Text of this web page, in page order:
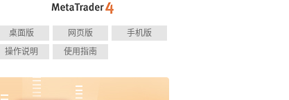
桌面版 网页版
手机版
操作说明
使用指南